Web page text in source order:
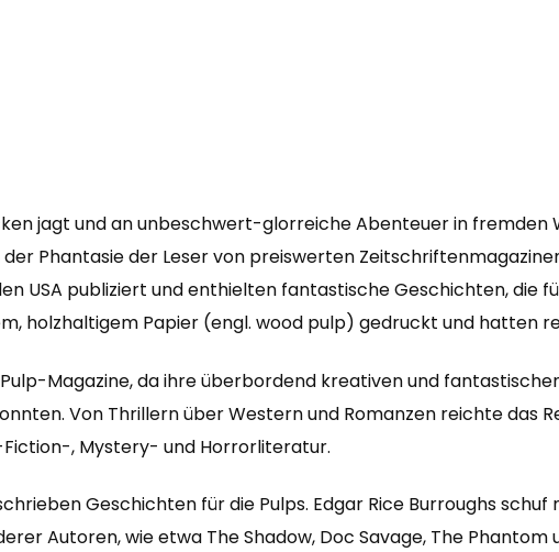
jagt und an unbeschwert-glorreiche Abenteuer in fremden
Phantasie der Leser von preiswerten
USA publiziert und enthielten fantastische Geschichten, die
holzhaltigem Papier (engl. wood pulp) gedruckt und hatten
Magazine, da ihre überbordend kreativen und
Von Thrillern über Western und Romanzen reichte das
, Mystery- und Horrorliteratur.
Geschichten für die Pulps. Edgar Rice Burroughs
Autoren, wie etwa The Shadow, Doc Savage, The Phantom